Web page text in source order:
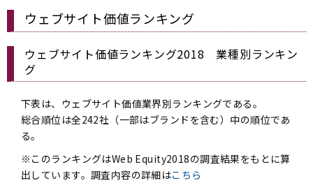
ウェブサイト価値ランキング
ウェブサイト価値ランキング2018 業種別ランキン
グ
下表は、ウェブサイト価値業界別ランキングである。
総合順位は全242社（一部はブランドを含む）中の順位であ
る。
※このランキングはWeb Equity2018の調査結果をもとに算
出しています。調査内容の詳細はこちら